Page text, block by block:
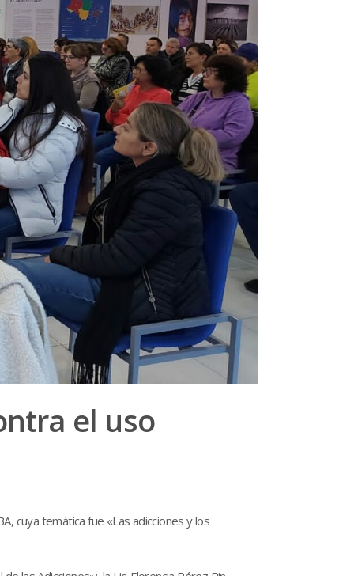
el uso
cuya temática fue «Las adicciones y los